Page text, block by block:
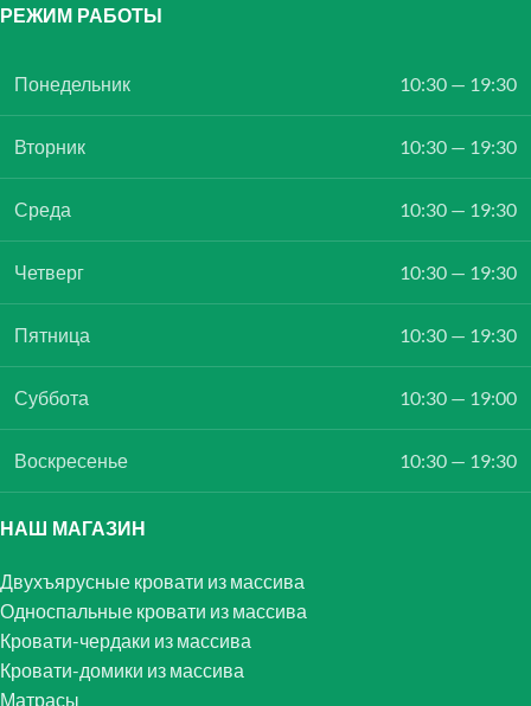
РЕЖИМ РАБОТЫ
Понедельник 10:30 — 19:30
Вторник 10:30 — 19:30
Среда 10:30 — 19:30
Четверг 10:30 — 19:30
Пятница 10:30 — 19:30
Суббота 10:30 — 19:00
Воскресенье 10:30 — 19:30
НАШ МАГАЗИН
Двухъярусные кровати из массива
Односпальные кровати из массива
Кровати-чердаки из массива
Кровати-домики из массива
Матрасы